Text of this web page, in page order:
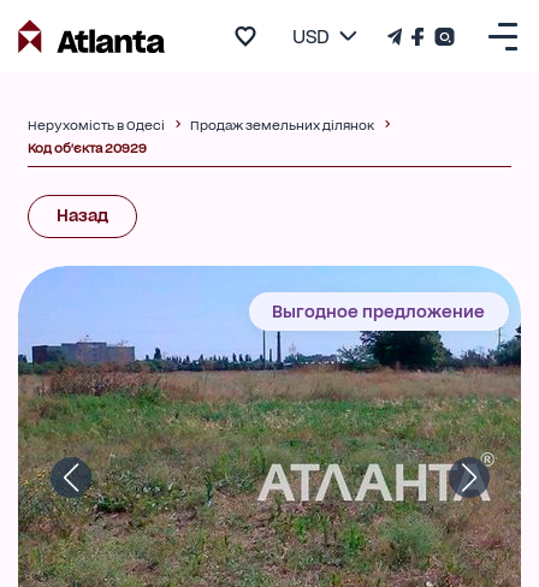
USD
Нерухомість в Одесі
Продаж земельних ділянок
Код об'єкта 20929
Назад
Выгодное предложение